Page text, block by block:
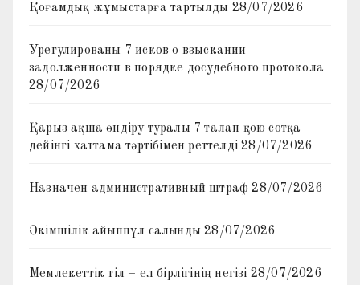
Қоғамдық жұмыстарға тартылды 28/07/2026
Урегулированы 7 исков о взыскании
задолженности в порядке досудебного протокола
28/07/2026
Қарыз ақша өндіру туралы 7 талап қою сотқа
дейінгі хаттама тәртібімен реттелді 28/07/2026
Назначен административный штраф 28/07/2026
Әкімшілік айыппұл салынды 28/07/2026
Мемлекеттік тіл – ел бірлігінің негізі 28/07/2026